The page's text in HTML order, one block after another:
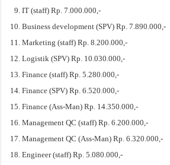
IT (staff) Rp. 7.000.000,-
Business development (SPV) Rp. 7.890.000,-
Marketing (staff) Rp. 8.200.000,-
Logistik (SPV) Rp. 10.030.000,-
Finance (staff) Rp. 5.280.000,-
Finance (SPV) Rp. 6.520.000,-
Finance (Ass-Man) Rp. 14.350.000,-
Management QC (staff) Rp. 6.200.000,-
Management QC (Ass-Man) Rp. 6.320.000,-
Engineer (staff) Rp. 5.080.000,-